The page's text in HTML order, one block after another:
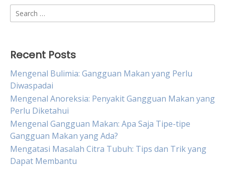
Search
for:
Recent Posts
Mengenal Bulimia: Gangguan Makan yang Perlu
Diwaspadai
Mengenal Anoreksia: Penyakit Gangguan Makan yang
Perlu Diketahui
Mengenal Gangguan Makan: Apa Saja Tipe-tipe
Gangguan Makan yang Ada?
Mengatasi Masalah Citra Tubuh: Tips dan Trik yang
Dapat Membantu